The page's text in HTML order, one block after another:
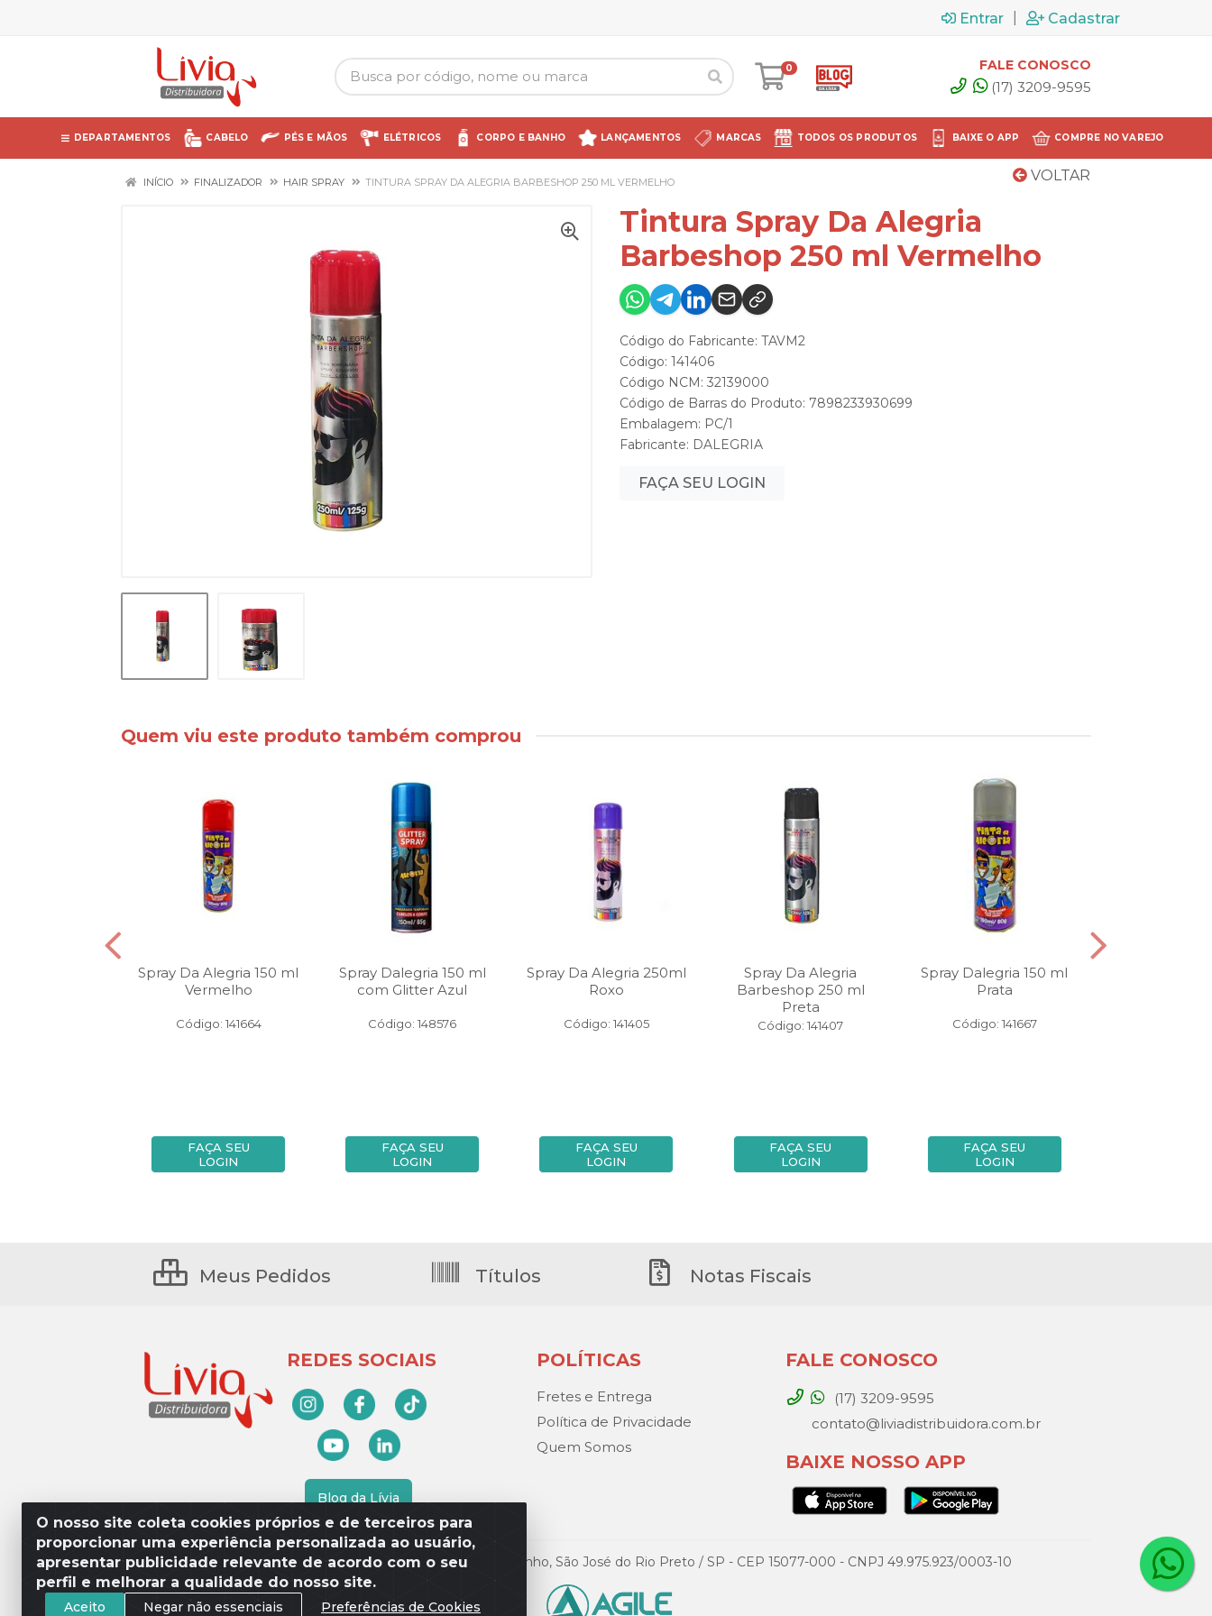
Entrar Cadastrar
0 FALE CONOSCO
(17) 3209-9595
DEPARTAMENTOS CABELO PÉS E MÃOS ELÉTRICOS CORPO E BANHO LANÇAMENTOS MARCAS TODOS OS PRODUTOS BAIXE O APP COMPRE NO VAREJO
VOLTAR
INÍCIO FINALIZADOR HAIR SPRAY TINTURA SPRAY DA ALEGRIA BARBESHOP 250 ML VERMELHO
Tintura Spray Da Alegria
Barbeshop 250 ml Vermelho
Código do Fabricante: TAVM2
Código: 141406
Código NCM: 32139000
Código de Barras do Produto: 7898233930699
Embalagem: PC/1
Fabricante: DALEGRIA
FAÇA SEU LOGIN
Quem viu este produto também comprou
Spray Da Alegria 150 ml
Vermelho
Código: 141664
FAÇA SEU
LOGIN
Spray Dalegria 150 ml
com Glitter Azul
Código: 148576
FAÇA SEU
LOGIN
Spray Da Alegria 250ml
Roxo
Código: 141405
FAÇA SEU
LOGIN
Spray Da Alegria
Barbeshop 250 ml
Preta
Código: 141407
FAÇA SEU
LOGIN
Spray Dalegria 150 ml
Prata
Código: 141667
FAÇA SEU
LOGIN
O nosso site coleta cookies próprios e de terceiros para
proporcionar uma experiência personalizada ao usuário,
apresentar publicidade relevante de acordo com o seu
perfil e melhorar a qualidade do nosso site.
Aceito Negar não essenciais Preferências de Cookies
Meus Pedidos Títulos Notas Fiscais
REDES SOCIAIS
Blog da Lívia
POLÍTICAS
Fretes e Entrega
Política de Privacidade
Quem Somos
FALE CONOSCO
(17) 3209-9595
contato@liviadistribuidora.com.br
BAIXE NOSSO APP
Lívia Distribuidora - Av. Percy Gandini, 329 – Vila Toninho, São José do Rio Preto / SP - CEP 15077-000 - CNPJ 49.975.923/0003-10